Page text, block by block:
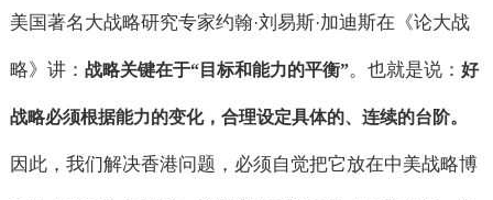
美国著名大战略研究专家约翰·刘易斯·加迪斯在《论大战
略》讲： 战略关键在于“目标和能力的平衡”。也就是说： 好
战略必须根据能力的变化，合理设定具体的、连续的台阶。
因此，我们解决香港问题，必须自觉把它放在中美战略博